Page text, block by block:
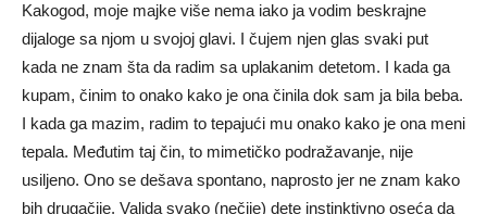
Kakogod, moje majke više nema iako ja vodim beskrajne
dijaloge sa njom u svojoj glavi. I čujem njen glas svaki put
kada ne znam šta da radim sa uplakanim detetom. I kada ga
kupam, činim to onako kako je ona činila dok sam ja bila beba.
I kada ga mazim, radim to tepajući mu onako kako je ona meni
tepala. Međutim taj čin, to mimetičko podražavanje, nije
usiljeno. Ono se dešava spontano, naprosto jer ne znam kako
bih drugačije. Valjda svako (nečije) dete instinktivno oseća da